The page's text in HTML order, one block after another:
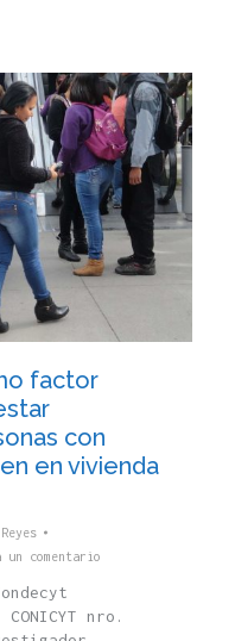
factor
con
en vivienda
un comentario
nro.